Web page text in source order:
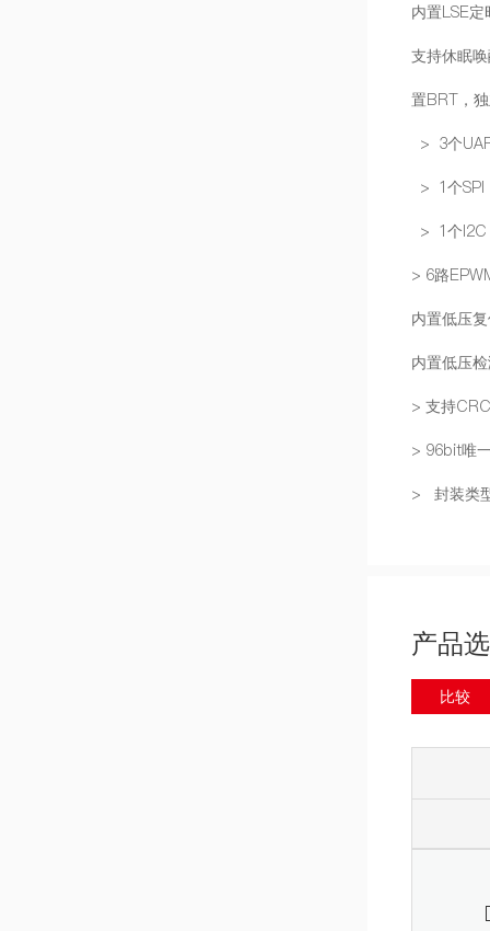
内置LSE定
支持休
置BRT，
> 3个
> 1个SPI
> 1个I2C
> 6路
内置低压
内置低压
> 支持
> 96bit唯
> 封装类
产品
比较